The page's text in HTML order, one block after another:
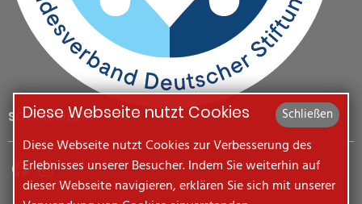
SOCIAL MEDIA Schließen
Diese Webseite nutzt Cookies
Diese Webseite nutzt Cookies zur Verbesserung des
Erlebnisses unserer Besucher. Indem Sie weiterhin auf
dieser Webseite navigieren, erklären Sie sich mit unserer